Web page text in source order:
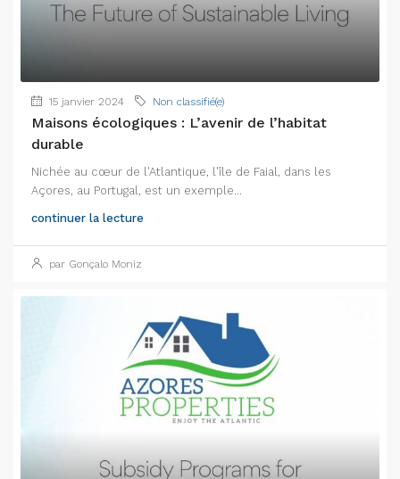
15 janvier 2024 Non classifié(e)
Maisons écologiques : L’avenir de l’habitat
durable
Nichée au cœur de l'Atlantique, l'île de Faial, dans les
Açores, au Portugal, est un exemple...
continuer la lecture
par Gonçalo Moniz